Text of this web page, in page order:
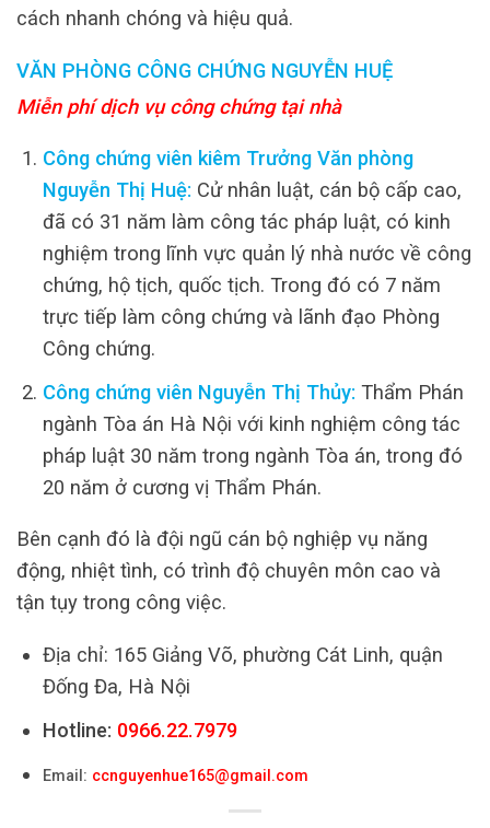
cách nhanh chóng và hiệu quả.
VĂN PHÒNG CÔNG CHỨNG NGUYỄN HUỆ
Miễn phí dịch vụ công chứng tại nhà
Công chứng viên kiêm Trưởng Văn phòng
Nguyễn Thị Huệ: Cử nhân luật, cán bộ cấp cao,
đã có 31 năm làm công tác pháp luật, có kinh
nghiệm trong lĩnh vực quản lý nhà nước về công
chứng, hộ tịch, quốc tịch. Trong đó có 7 năm
trực tiếp làm công chứng và lãnh đạo Phòng
Công chứng.
Công chứng viên Nguyễn Thị Thủy: Thẩm Phán
ngành Tòa án Hà Nội với kinh nghiệm công tác
pháp luật 30 năm trong ngành Tòa án, trong đó
20 năm ở cương vị Thẩm Phán.
Bên cạnh đó là đội ngũ cán bộ nghiệp vụ năng
động, nhiệt tình, có trình độ chuyên môn cao và
tận tụy trong công việc.
Địa chỉ: 165 Giảng Võ, phường Cát Linh, quận
Đống Đa, Hà Nội
Hotline: 0966.22.7979
Email: ccnguyenhue165@gmail.com